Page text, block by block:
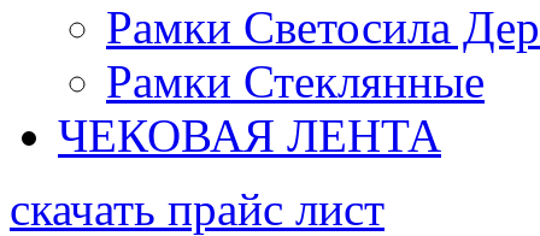
Рамки Светосила
Рамки Стеклянные
ЧЕКОВАЯ ЛЕНТА
скачать прайс лист